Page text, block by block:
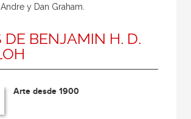
y Dan Graham.
DE BENJAMIN H. D.
Arte desde 1900